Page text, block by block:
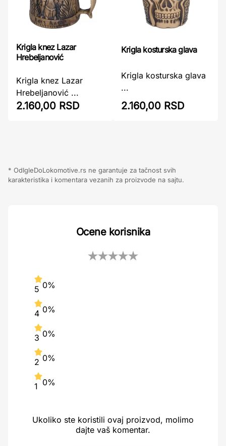
Krigla knez Lazar
Hrebeljanović
Krigla knez Lazar
Hrebeljanović ...
2.160,00 RSD
Krigla kosturska glava
Krigla kosturska glava
...
2.160,00 RSD
* OdIgleDoLokomotive.rs ne garantuje za tačnost svih
karakteristika i komentara vezanih za proizvode na sajtu.
Ocene korisnika
5 0%
4 0%
3 0%
2 0%
1 0%
Ukoliko ste koristili ovaj proizvod, molimo
dajte vaš komentar.